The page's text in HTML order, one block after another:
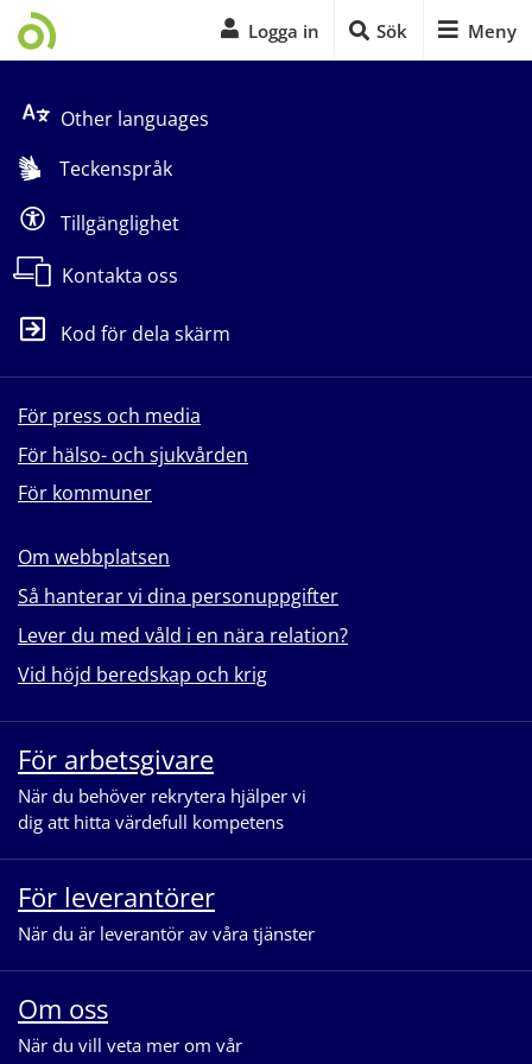
Logga in Sök Meny
Other languages
Teckenspråk
Tillgänglighet
Kontakta oss
Kod för dela skärm
För press och media
För hälso- och sjukvården
För kommuner
Om webbplatsen
Så hanterar vi dina personuppgifter
Lever du med våld i en nära relation?
Vid höjd beredskap och krig
För arbetsgivare
När du behöver rekrytera hjälper vi
dig att hitta värdefull kompetens
För leverantörer
När du är leverantör av våra tjänster
Om oss
När du vill veta mer om vår